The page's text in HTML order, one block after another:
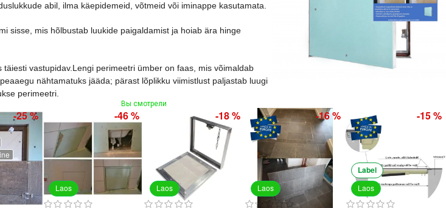
abil, ilma käepidemeid, võtmeid või iminappe kasutamata.
sisse, mis hõlbustab luukide paigaldamist ja hoiab ära hinge
vastupidav.Lengi perimeetri ümber on faas, mis võimaldab
nähtamatuks jääda; pärast lõplikku viimistlust paljastab luugi
perimeetri.
Вы смотрели
-25 %
Laos
-46 %
Laos
-18 %
Laos
-16 %
Laos
Label
-15 %